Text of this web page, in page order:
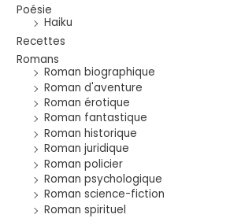
Poésie
Haiku
Recettes
Romans
Roman biographique
Roman d'aventure
Roman érotique
Roman fantastique
Roman historique
Roman juridique
Roman policier
Roman psychologique
Roman science-fiction
Roman spirituel